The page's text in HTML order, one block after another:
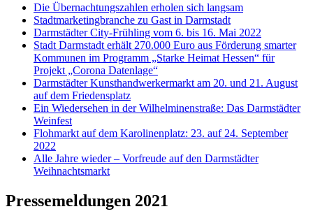
Die Übernachtungszahlen erholen sich langsam
Stadtmarketingbranche zu Gast in Darmstadt
Darmstädter City-Frühling vom 6. bis 16. Mai 2022
Stadt Darmstadt erhält 270.000 Euro aus Förderung smarter
Kommunen im Programm „Starke Heimat Hessen“ für
Projekt „Corona Datenlage“
Darmstädter Kunsthandwerkermarkt am 20. und 21. August
auf dem Friedensplatz
Ein Wiedersehen in der Wilhelminenstraße: Das Darmstädter
Weinfest
Flohmarkt auf dem Karolinenplatz: 23. auf 24. September
2022
Alle Jahre wieder – Vorfreude auf den Darmstädter
Weihnachtsmarkt
Pressemeldungen 2021